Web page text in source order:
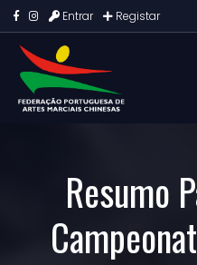
Entrar Registar
Resumo